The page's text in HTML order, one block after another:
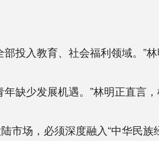
入教育、社会福利领域。”林
少发展机遇。”林明正直言，
场，必须深度融入“中华民族